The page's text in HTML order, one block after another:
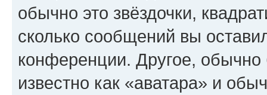
обычно это звёздочки,
сколько сообщений вы
конференции. Другое,
известно как «аватара» и